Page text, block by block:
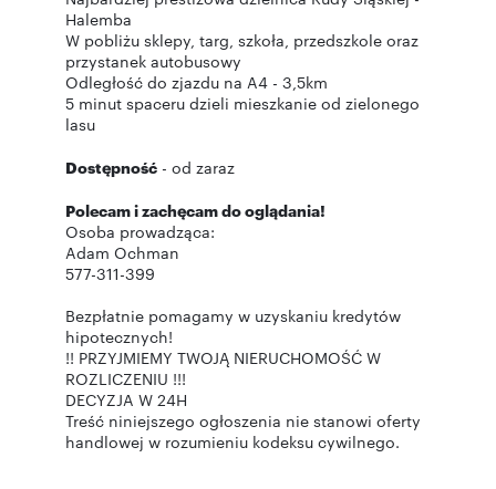
Halemba
W pobliżu sklepy, targ, szkoła, przedszkole oraz
przystanek autobusowy
Odległość do zjazdu na A4 - 3,5km
5 minut spaceru dzieli mieszkanie od zielonego
lasu
Dostępność - od zaraz
Polecam i zachęcam do oglądania!
Osoba prowadząca:
Adam Ochman
577-311-399
Bezpłatnie pomagamy w uzyskaniu kredytów
hipotecznych!
!! PRZYJMIEMY TWOJĄ NIERUCHOMOŚĆ W
ROZLICZENIU !!!
DECYZJA W 24H
Treść niniejszego ogłoszenia nie stanowi oferty
handlowej w rozumieniu kodeksu cywilnego.